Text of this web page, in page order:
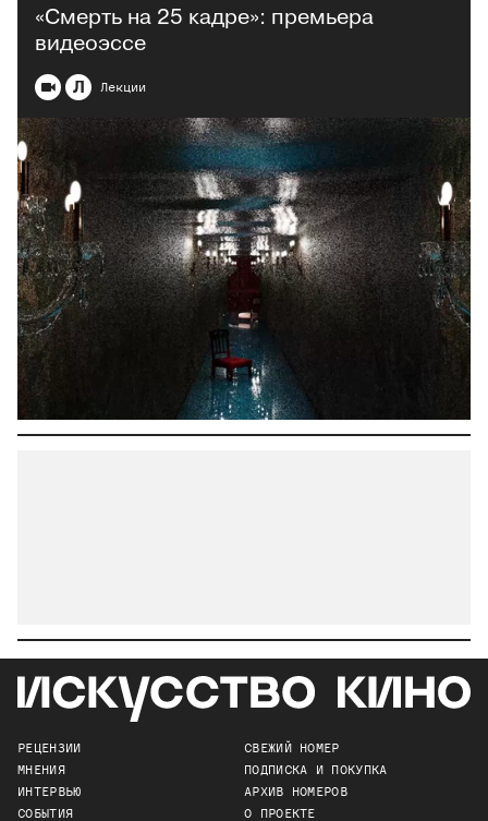
«Смерть на 25 кадре»: премьера
видеоэссе
Л Лекции
РЕЦЕНЗИИ
МНЕНИЯ
ИНТЕРВЬЮ
СОБЫТИЯ
СВЕЖИЙ НОМЕР
ПОДПИСКА И ПОКУПКА
АРХИВ НОМЕРОВ
О ПРОЕКТЕ